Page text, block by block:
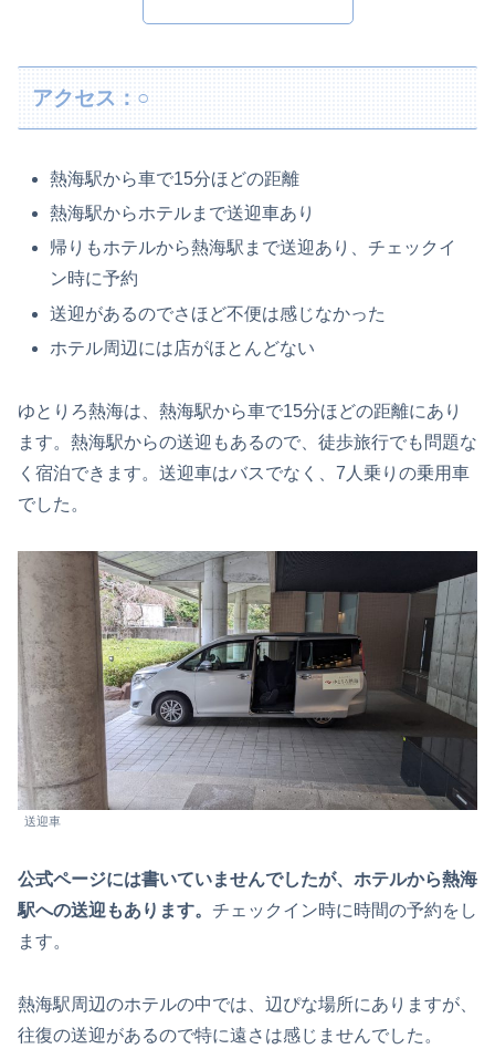
アクセス：○
熱海駅から車で15分ほどの距離
熱海駅からホテルまで送迎車あり
帰りもホテルから熱海駅まで送迎あり、チェックイ
ン時に予約
送迎があるのでさほど不便は感じなかった
ホテル周辺には店がほとんどない
ゆとりろ熱海は、熱海駅から車で15分ほどの距離にあり
ます。熱海駅からの送迎もあるので、徒歩旅行でも問題な
く宿泊できます。送迎車はバスでなく、7人乗りの乗用車
でした。
送迎車
公式ページには書いていませんでしたが、ホテルから熱海
駅への送迎もあります。 チェックイン時に時間の予約をし
ます。
熱海駅周辺のホテルの中では、辺ぴな場所にありますが、
往復の送迎があるので特に遠さは感じませんでした。